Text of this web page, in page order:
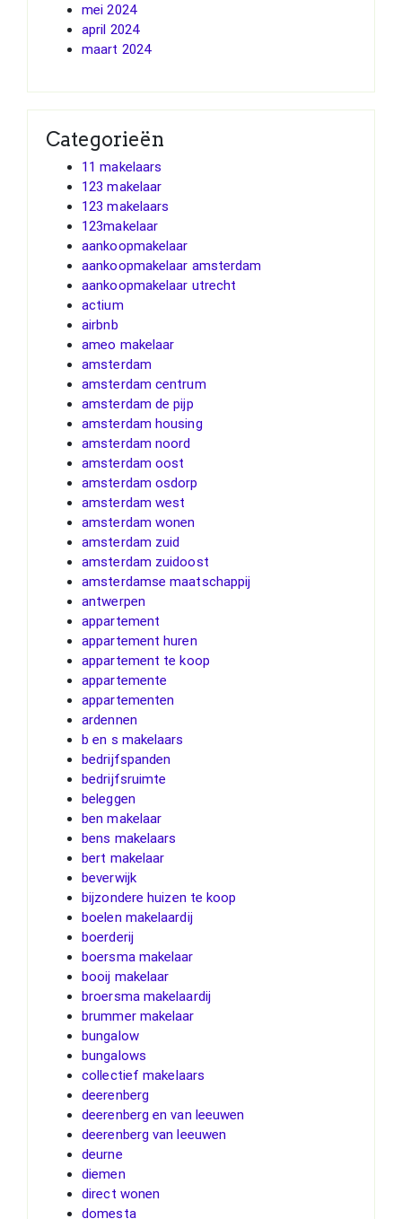
mei 2024
april 2024
maart 2024
Categorieën
11 makelaars
123 makelaar
123 makelaars
123makelaar
aankoopmakelaar
aankoopmakelaar amsterdam
aankoopmakelaar utrecht
actium
airbnb
ameo makelaar
amsterdam
amsterdam centrum
amsterdam de pijp
amsterdam housing
amsterdam noord
amsterdam oost
amsterdam osdorp
amsterdam west
amsterdam wonen
amsterdam zuid
amsterdam zuidoost
amsterdamse maatschappij
antwerpen
appartement
appartement huren
appartement te koop
appartemente
appartementen
ardennen
b en s makelaars
bedrijfspanden
bedrijfsruimte
beleggen
ben makelaar
bens makelaars
bert makelaar
beverwijk
bijzondere huizen te koop
boelen makelaardij
boerderij
boersma makelaar
booij makelaar
broersma makelaardij
brummer makelaar
bungalow
bungalows
collectief makelaars
deerenberg
deerenberg en van leeuwen
deerenberg van leeuwen
deurne
diemen
direct wonen
domesta